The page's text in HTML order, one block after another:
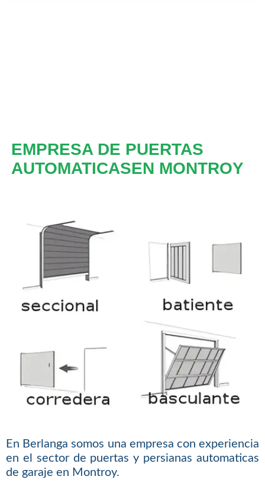
EMPRESA DE PUERTAS
AUTOMATICASEN MONTROY
En Berlanga somos una empresa con experiencia
en el sector de puertas y persianas automaticas
de garaje en Montroy.